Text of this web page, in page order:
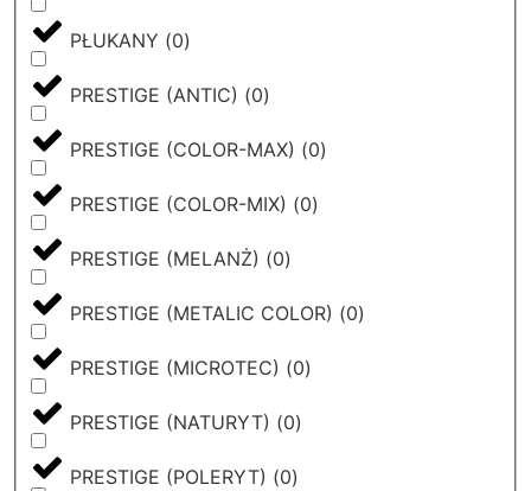
PŁUKANY (0)
PRESTIGE (ANTIC) (0)
PRESTIGE (COLOR-MAX) (0)
PRESTIGE (COLOR-MIX) (0)
PRESTIGE (MELANŻ) (0)
PRESTIGE (METALIC COLOR) (0)
PRESTIGE (MICROTEC) (0)
PRESTIGE (NATURYT) (0)
PRESTIGE (POLERYT) (0)